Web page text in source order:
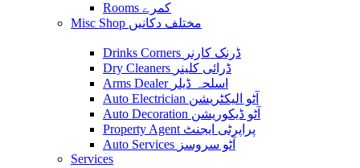
Rooms کمرے
Misc Shop مختلف دکانیں
Drinks Corners ڈرنک کارنر
Dry Cleaners ڈرائی کلینر
Arms Dealer اسلحہ ڈیلر
Auto Electrician آٹو الیکٹریشن
Auto Decoration آٹو ڈیکوریشن
Property Agent پراپرٹی ایجنٹ
Auto Services آٹو سروسز
Services